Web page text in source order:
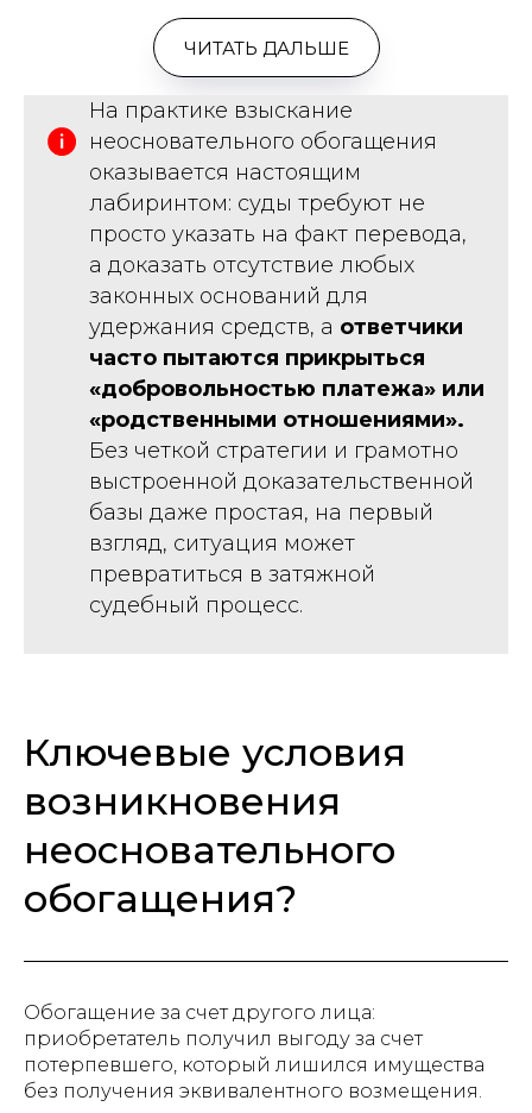
ЧИТАТЬ ДАЛЬШЕ
На практике взыскание
неосновательного обогащения
оказывается настоящим
лабиринтом: суды требуют не
просто указать на факт перевода,
а доказать отсутствие любых
законных оснований для
удержания средств, а ответчики
часто пытаются прикрыться
«добровольностью платежа» или
«родственными отношениями».
Без четкой стратегии и грамотно
выстроенной доказательственной
базы даже простая, на первый
взгляд, ситуация может
превратиться в затяжной
судебный процесс.
Ключевые условия
возникновения
неосновательного
обогащения?
Обогащение за счет другого лица:
приобретатель получил выгоду за счет
потерпевшего, который лишился имущества
без получения эквивалентного возмещения.